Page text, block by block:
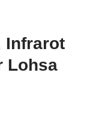
Infrarot
Lohsa